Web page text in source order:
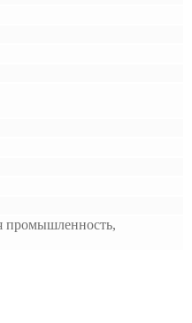
промышленность,